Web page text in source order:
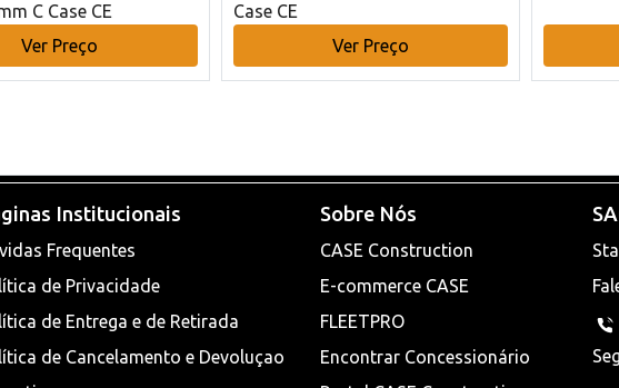
C Case CE
Ver Preço
Case CE
Ver Preço
Institucionais
Frequentes
de Privacidade
de Entrega e de Retirada
de Cancelamento e Devoluçao
Sobre Nós
CASE Construction
E-commerce CASE
FLEETPRO
Encontrar Concessionário